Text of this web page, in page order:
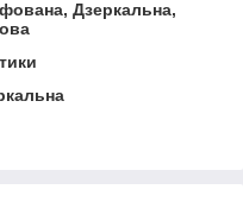
Дзеркальна,